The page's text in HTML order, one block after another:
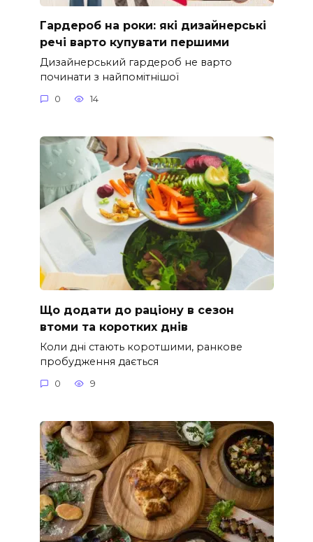
Гардероб на роки: які дизайнерські
речі варто купувати першими
Дизайнерський гардероб не варто
починати з найпомітнішої
0 14
Що додати до раціону в сезон
втоми та коротких днів
Коли дні стають коротшими, ранкове
пробудження дається
0 9